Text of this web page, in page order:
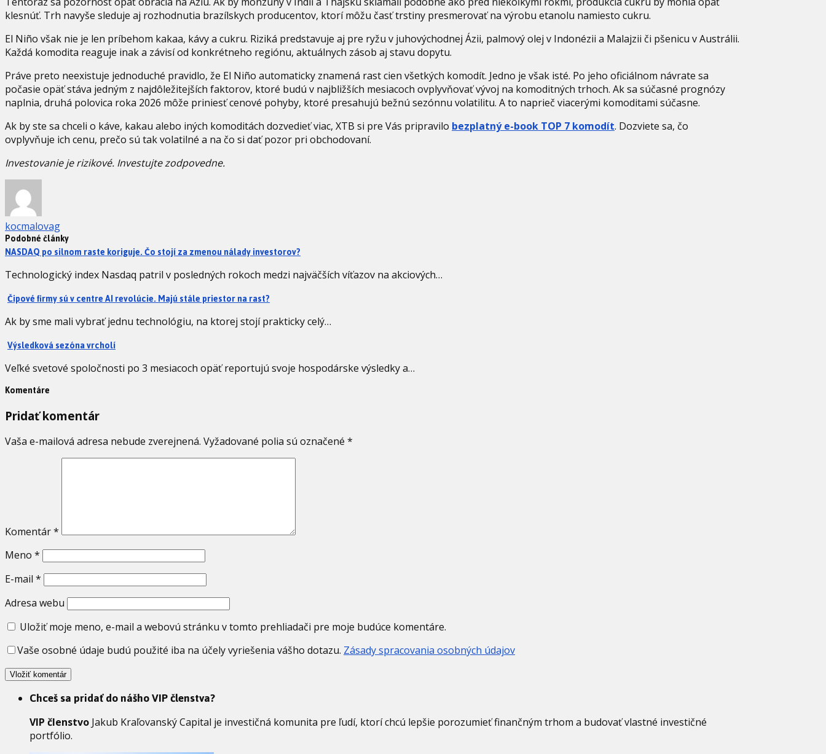
klesnúť. Trh navyše sleduje aj rozhodnutia brazílskych producentov, ktorí môžu časť trstiny presmerovať na výrobu etanolu namiesto cukru.
El Niño však nie je len príbehom kakaa, kávy a cukru. Riziká predstavuje aj pre ryžu v juhovýchodnej Ázii, palmový olej v Indonézii a Malajzii či pšenicu v Austrálii.
Každá komodita reaguje inak a závisí od konkrétneho regiónu, aktuálnych zásob aj stavu dopytu.
Práve preto neexistuje jednoduché pravidlo, že El Niño automaticky znamená rast cien všetkých komodít. Jedno je však isté. Po jeho oficiálnom návrate sa
počasie opäť stáva jedným z najdôležitejších faktorov, ktoré budú v najbližších mesiacoch ovplyvňovať vývoj na komoditných trhoch. Ak sa súčasné prognózy
naplnia, druhá polovica roka 2026 môže priniesť cenové pohyby, ktoré presahujú bežnú sezónnu volatilitu. A to naprieč viacerými komoditami súčasne.
Ak by ste sa chceli o káve, kakau alebo iných komoditách dozvedieť viac, XTB si pre Vás pripravilo bezplatný e-book TOP 7 komodít. Dozviete sa, čo
ovplyvňuje ich cenu, prečo sú tak volatilné a na čo si dať pozor pri obchodovaní.
Investovanie je rizikové. Investujte zodpovedne.
kocmalovag
Podobné články
NASDAQ po silnom raste koriguje. Čo stojí za zmenou nálady investorov?
Technologický index Nasdaq patril v posledných rokoch medzi najväčších víťazov na akciových…
Čipové firmy sú v centre AI revolúcie. Majú stále priestor na rast?
Ak by sme mali vybrať jednu technológiu, na ktorej stojí prakticky celý…
Výsledková sezóna vrcholí
Veľké svetové spoločnosti po 3 mesiacoch opäť reportujú svoje hospodárske výsledky a…
Komentáre
Pridať komentár
Vaša e-mailová adresa nebude zverejnená. Vyžadované polia sú označené *
Komentár*
Meno *
E-mail *
Adresa webu
Uložiť moje meno, e-mail a webovú stránku v tomto prehliadači pre moje budúce komentáre.
Vaše osobné údaje budú použité iba na účely vyriešenia vášho dotazu. Zásady spracovania osobných údajov
Chceš sa pridať do nášho VIP členstva?
VIP členstvo Jakub Kraľovanský Capital je investičná komunita pre ľudí, ktorí chcú lepšie porozumieť finančným trhom a budovať vlastné investičné
portfólio.